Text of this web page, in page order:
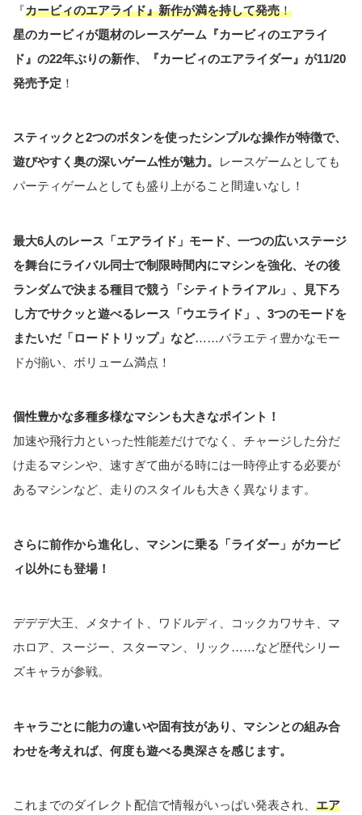
『カービィのエアライド』新作が満を持して発売！
星のカービィが題材のレースゲーム『カービィのエアライ
ド』の22年ぶりの新作、『カービィのエアライダー』が11/20
発売予定 ！
スティックと2つのボタンを使ったシンプルな操作が特徴で、
遊びやすく奥の深いゲーム性が魅力。
レースゲームとしても
パーティゲームとしても盛り上がること間違いなし！
最大6人のレース「エアライド」モード、一つの広いステージ
を舞台にライバル同士で制限時間内にマシンを強化、その後
ランダムで決まる種目で競う「シティトライアル」、見下ろ
し方でサクッと遊べるレース「ウエライド」、3つのモードを
またいだ「ロードトリップ」など……バラエティ豊かなモー
ドが揃い、ボリューム満点！
個性豊かな多種多様なマシンも大きなポイント！
加速や飛行力といった性能差だけでなく、チャージした分だ
け走るマシンや、速すぎて曲がる時には一時停止する必要が
あるマシンなど、走りのスタイルも大きく異なります。
さらに前作から進化し、マシンに乗る「ライダー」がカービ
ィ以外にも登場！
デデデ大王、メタナイト、ワドルディ、コックカワサキ、マ
ホロア、スージー、スターマン、リック……など歴代シリー
ズキャラが参戦。
キャラごとに能力の違いや固有技があり、マシンとの組み合
わせを考えれば、何度も遊べる奥深さを感じます。
これまでのダイレクト配信で情報がいっぱい発表され、 エア